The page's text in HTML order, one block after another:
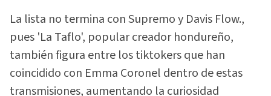
La lista no termina con Supremo y Davis Flow.,
pues 'La Taflo', popular creador hondureño,
también figura entre los tiktokers que han
coincidido con Emma Coronel dentro de estas
transmisiones, aumentando la curiosidad